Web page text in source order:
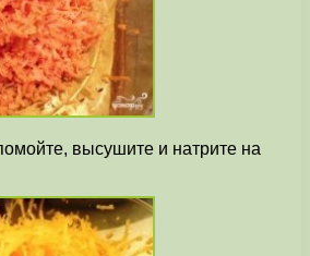
высушите и натрите на